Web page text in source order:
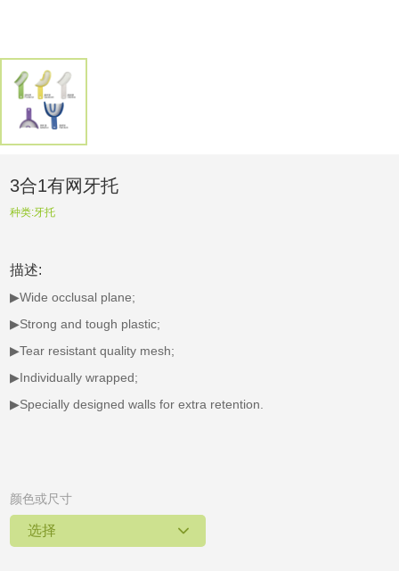
3合1有网牙托
种类:牙托
描述:
▶Wide occlusal plane;
▶Strong and tough plastic;
▶Tear resistant quality mesh;
▶Individually wrapped;
▶Specially designed walls for extra retention.
颜色或尺寸
选择